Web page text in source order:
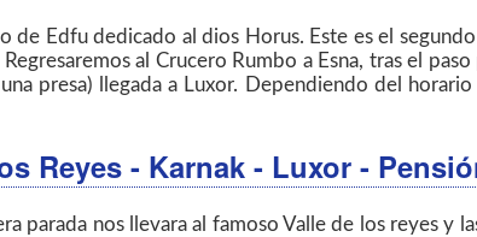
de Edfu dedicado al dios Horus. Este es el
al Crucero Rumbo a Esna, tras el
presa) llegada a Luxor. Dependiendo del
Reyes - Karnak - Luxor -
parada nos llevara al famoso Valle de los reyes y